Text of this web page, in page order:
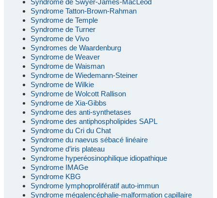
Syndrome de Swyer-James-MacLeod
Syndrome Tatton-Brown-Rahman
Syndrome de Temple
Syndrome de Turner
Syndrome de Vivo
Syndromes de Waardenburg
Syndrome de Weaver
Syndrome de Waisman
Syndrome de Wiedemann-Steiner
Syndrome de Wilkie
Syndrome de Wolcott Rallison
Syndrome de Xia-Gibbs
Syndrome des anti-synthetases
Syndrome des antiphospholipides SAPL
Syndrome du Cri du Chat
Syndrome du naevus sébacé linéaire
Syndrome d’iris plateau
Syndrome hyperéosinophilique idiopathique
Syndrome IMAGe
Syndrome KBG
Syndrome lymphoprolifératif auto-immun
Syndrome mégalencéphalie-malformation capillaire